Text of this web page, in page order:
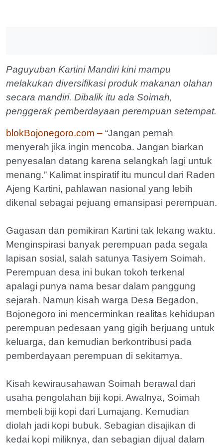
Paguyuban Kartini Mandiri kini mampu
melakukan diversifikasi produk makanan olahan
secara mandiri. Dibalik itu ada Soimah,
penggerak pemberdayaan perempuan setempat.
blokBojonegoro.com – “Jangan pernah
menyerah jika ingin mencoba. Jangan biarkan
penyesalan datang karena selangkah lagi untuk
menang.” Kalimat inspiratif itu muncul dari Raden
Ajeng Kartini, pahlawan nasional yang lebih
dikenal sebagai pejuang emansipasi perempuan.
Gagasan dan pemikiran Kartini tak lekang waktu.
Menginspirasi banyak perempuan pada segala
lapisan sosial, salah satunya Tasiyem Soimah.
Perempuan desa ini bukan tokoh terkenal
apalagi punya nama besar dalam panggung
sejarah. Namun kisah warga Desa Begadon,
Bojonegoro ini mencerminkan realitas kehidupan
perempuan pedesaan yang gigih berjuang untuk
keluarga, dan kemudian berkontribusi pada
pemberdayaan perempuan di sekitarnya.
Kisah kewirausahawan Soimah berawal dari
usaha pengolahan biji kopi. Awalnya, Soimah
membeli biji kopi dari Lumajang. Kemudian
diolah jadi kopi bubuk. Sebagian disajikan di
kedai kopi miliknya, dan sebagian dijual dalam